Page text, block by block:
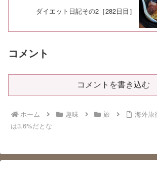
ダイエット日記その2［282日目］
コメント
コメントを書き込む
ホーム 趣味 旅
海外旅
は3.6%だとな